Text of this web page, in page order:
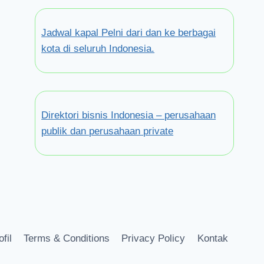
Jadwal kapal Pelni dari dan ke berbagai
kota di seluruh Indonesia.
Direktori bisnis Indonesia – perusahaan
publik dan perusahaan private
Terms & Conditions Privacy Policy Kontak